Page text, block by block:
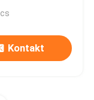
Kontakt